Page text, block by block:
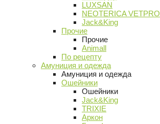
LUXSAN
NEOTERICA VETPRO
Jack&King
Прочие
Прочие
Animall
По рецепту
Амуниция и одежда
Амуниция и одежда
Ошейники
Ошейники
Jack&King
TRIXIE
Аркон